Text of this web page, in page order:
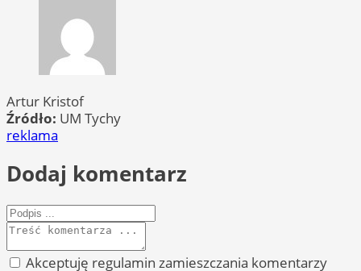
Artur Kristof
Źródło: UM Tychy
reklama
Dodaj komentarz
Akceptuję regulamin zamieszczania komentarzy